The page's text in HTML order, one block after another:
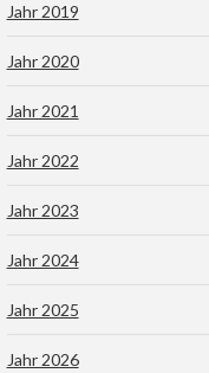
Jahr 2019
Jahr 2020
Jahr 2021
Jahr 2022
Jahr 2023
Jahr 2024
Jahr 2025
Jahr 2026